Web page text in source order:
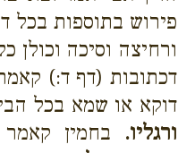
פירוש בתוספות בכל
ורחיצה וסיכה וכולן
דכתובות (דף ד:)
דוקא או שמא בכל
ורגליו. בחמין קאמר